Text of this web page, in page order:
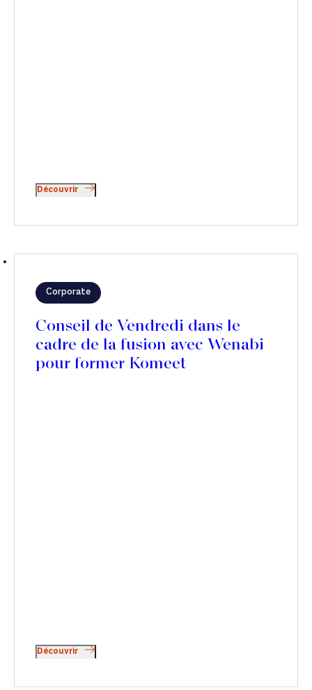
Découvrir
Corporate
Conseil de Vendredi dans le
cadre de la fusion avec Wenabi
pour former Komeet
Découvrir